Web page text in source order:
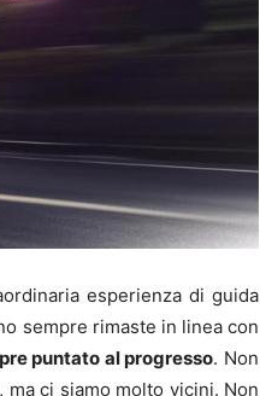
esperienza di guida
sempre rimaste in linea con
puntato al progresso. Non
ci siamo molto vicini. Non